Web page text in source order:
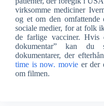
virksomme mediciner
og et om den omfattende
sociale medier, for at folk
de farlige vacciner. Hvis
dokumentar” kan
dokumentarer, der
time is now. movieer der
om filmen.